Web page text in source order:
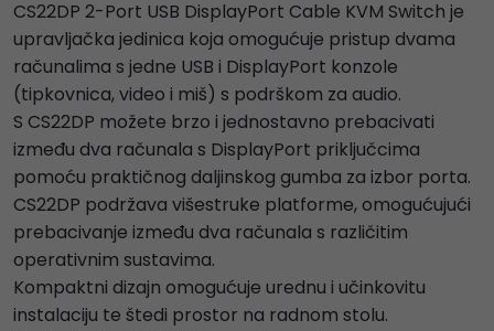
CS22DP 2-Port USB DisplayPort Cable KVM Switch je
upravljačka jedinica koja omogućuje pristup dvama
računalima s jedne USB i DisplayPort konzole
(tipkovnica, video i miš) s podrškom za audio.
S CS22DP možete brzo i jednostavno prebacivati
između dva računala s DisplayPort priključcima
pomoću praktičnog daljinskog gumba za izbor porta.
CS22DP podržava višestruke platforme, omogućujući
prebacivanje između dva računala s različitim
operativnim sustavima.
Kompaktni dizajn omogućuje urednu i učinkovitu
instalaciju te štedi prostor na radnom stolu.